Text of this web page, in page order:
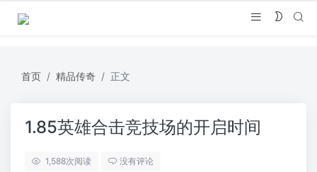
首页 精品传奇 正文
1.85英雄合击竞技场的开启时间
1,588次阅读 没有评论